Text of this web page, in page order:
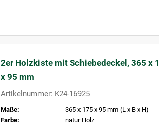
2er Holzkiste mit Schiebedeckel, 365 x
x 95 mm
Artikelnummer: K24-16925
Maße:
365 x 175 x 95 mm (L x B x H)
Farbe:
natur Holz